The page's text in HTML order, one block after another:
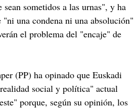
sean sometidos a las urnas", y ha
una condena ni una absolución"
el problema del "encaje" de
(PP) ha opinado que Euskadi
social y política" actual
porque, según su opinión, los